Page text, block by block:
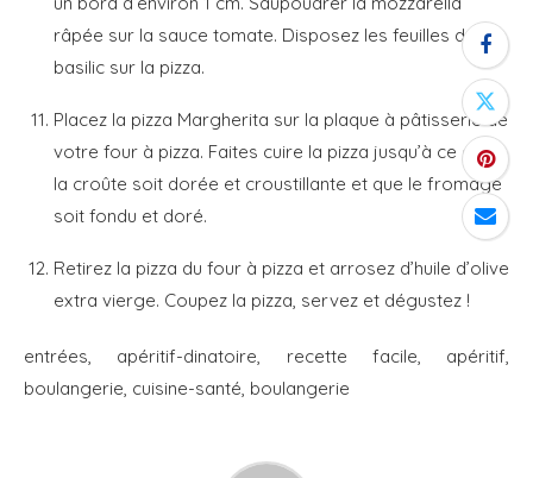
râpée sur la sauce tomate. Disposez les feuilles de
basilic sur la pizza.
Placez la pizza Margherita sur la plaque à pâtisserie de
votre four à pizza. Faites cuire la pizza jusqu’à ce que
la croûte soit dorée et croustillante et que le fromage
soit fondu et doré.
Retirez la pizza du four à pizza et arrosez d’huile d’olive
extra vierge. Coupez la pizza, servez et dégustez !
entrées, apéritif-dinatoire, recette facile, apéritif,
boulangerie, cuisine-santé, boulangerie